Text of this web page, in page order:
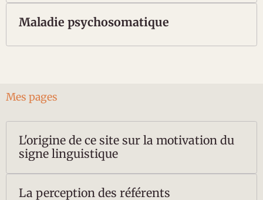
Maladie psychosomatique
Mes pages
L'origine de ce site sur la motivation du
signe linguistique
La perception des référents